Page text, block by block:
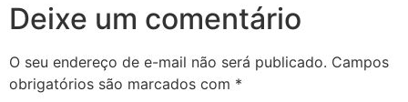
Deixe um comentário
O seu endereço de e-mail não será publicado. Campos
obrigatórios são marcados com *